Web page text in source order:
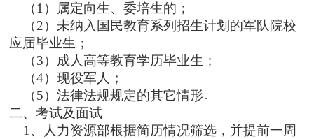
（1）属定向生、委培生的；
（2）未纳入国民教育系列招生计划的军队院校
应届毕业生；
（3）成人高等教育学历毕业生；
（4）现役军人；
（5）法律法规规定的其它情形。
二、考试及面试
1、人力资源部根据简历情况筛选，并提前一周